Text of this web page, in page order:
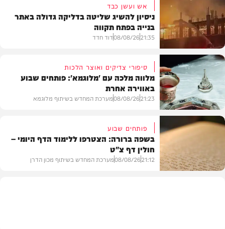
חדשות
אש ועשן כבד
ניסיון להשיג שליטה בדליקה גדולה באתר
בנייה בפתח תקווה
21:35
08/08/26דוד חדד
סיפורי צדיקים ואוצר הלכות
מלווה מלכה עם 'מלוגמא': פותחים שבוע
באווירה אחרת
21:23
08/08/26מערכת המחדש בשיתוף מלוגמא
פותחים שבוע
בשפה ברורה: הצטרפו ללימוד הדף היומי –
חולין דף צ"ט
21:12
08/08/26מערכת המחדש בשיתוף מכון הדרן